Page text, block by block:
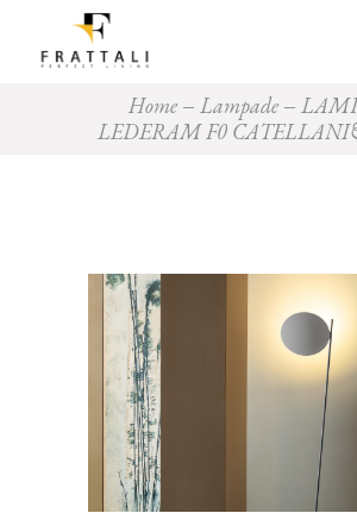
Home Lampade
LEDERAM F0